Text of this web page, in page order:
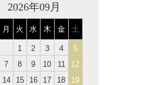
2026年09月
月 火 水 木 金 土
1 2 3 4
5
7 8 9 10 11
12
14 15 16 17 18
19